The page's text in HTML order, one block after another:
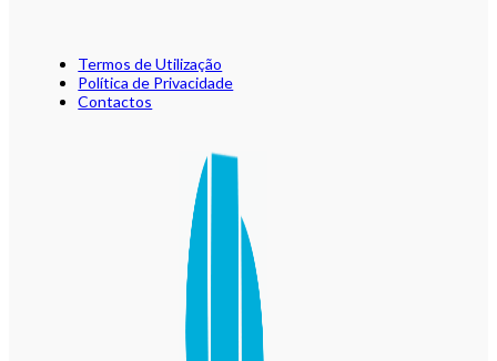
Termos de Utilização
Política de Privacidade
Contactos